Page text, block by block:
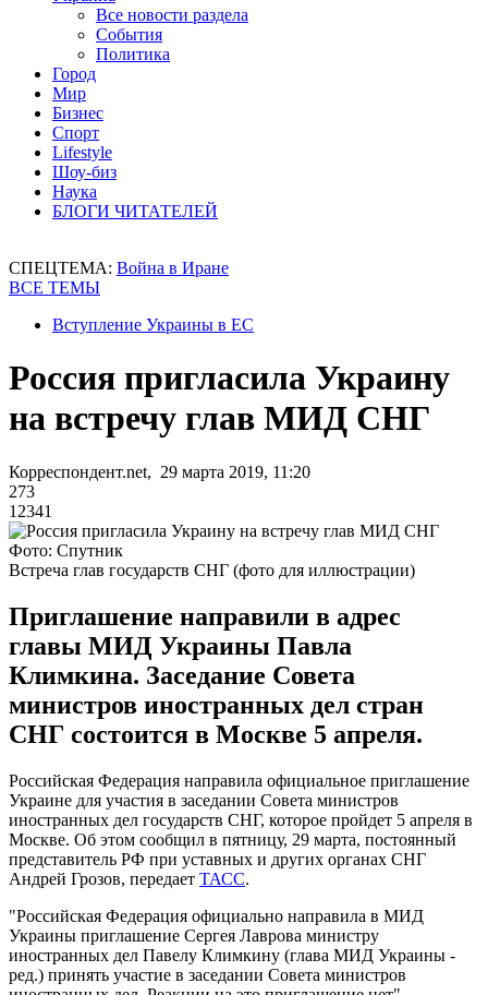
Все новости раздела
События
Политика
Город
Мир
Бизнес
Спорт
Lifestyle
Шоу-биз
Наука
БЛОГИ ЧИТАТЕЛЕЙ
СПЕЦТЕМА: Война в Иране
ВСЕ ТЕМЫ
Вступление Украины в ЕС
Россия пригласила Украину
на встречу глав МИД СНГ
Корреспондент.net, 29 марта 2019, 11:20
273
12341
Фото: Спутник
Встреча глав государств СНГ (фото для иллюстрации)
Приглашение направили в адрес
главы МИД Украины Павла
Климкина. Заседание Совета
министров иностранных дел стран
СНГ состоится в Москве 5 апреля.
Российская Федерация направила официальное приглашение
Украине для участия в заседании Совета министров
иностранных дел государств СНГ, которое пройдет 5 апреля в
Москве. Об этом сообщил в пятницу, 29 марта, постоянный
представитель РФ при уставных и других органах СНГ
Андрей Грозов, передает ТАСС.
"Российская Федерация официально направила в МИД
Украины приглашение Сергея Лаврова министру
иностранных дел Павелу Климкину (глава МИД Украины -
ред.) принять участие в заседании Совета министров